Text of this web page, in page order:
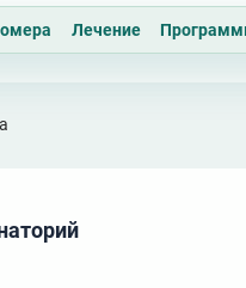
Лечение